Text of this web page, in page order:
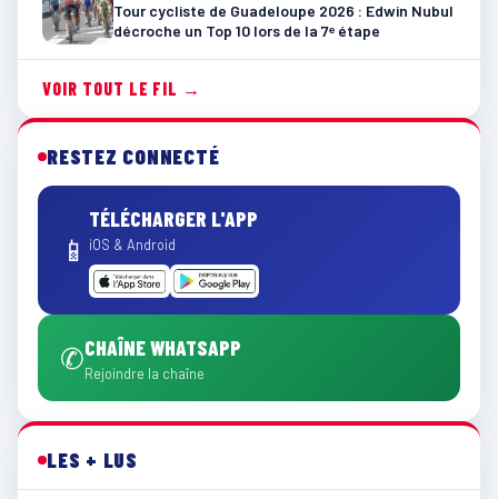
Tour cycliste de Guadeloupe 2026 : Edwin Nubul
décroche un Top 10 lors de la 7ᵉ étape
VOIR TOUT LE FIL →
RESTEZ CONNECTÉ
📱
TÉLÉCHARGER L'APP
iOS & Android
✆CHAÎNE WHATSAPP
Rejoindre la chaîne
LES + LUS